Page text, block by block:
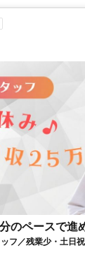
のペースで進
フ／残業少・土日